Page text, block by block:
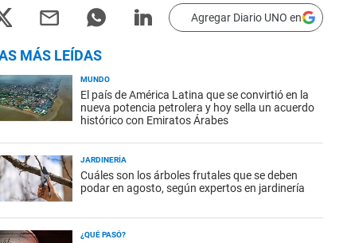
Agregar Diario UNO en
MÁS LEÍDAS
MUNDO
El país de América Latina que se convirtió en la
nueva potencia petrolera y hoy sella un acuerdo
histórico con Emiratos Árabes
JARDINERÍA
Cuáles son los árboles frutales que se deben
podar en agosto, según expertos en jardinería
¿QUÉ PASÓ?